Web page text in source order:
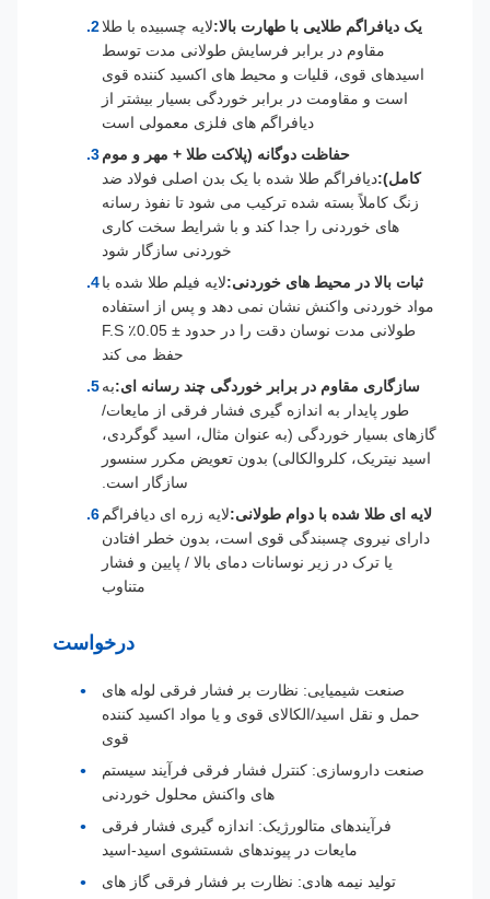
یک دیافراگم طلایی با طهارت بالا:لایه چسبیده با طلا
مقاوم در برابر فرسایش طولانی مدت توسط
اسیدهای قوی، قلیات و محیط های اکسید کننده قوی
است و مقاومت در برابر خوردگی بسیار بیشتر از
دیافراگم های فلزی معمولی است
حفاظت دوگانه (پلاکت طلا + مهر و موم
کامل):دیافراگم طلا شده با یک بدن اصلی فولاد ضد
زنگ کاملاً بسته شده ترکیب می شود تا نفوذ رسانه
های خوردنی را جدا کند و با شرایط سخت کاری
خوردنی سازگار شود
ثبات بالا در محیط های خوردنی:لایه فیلم طلا شده با
مواد خوردنی واکنش نشان نمی دهد و پس از استفاده
طولانی مدت نوسان دقت را در حدود ± 0.05٪ F.S
حفظ می کند
سازگاری مقاوم در برابر خوردگی چند رسانه ای:به
طور پایدار به اندازه گیری فشار فرقی از مایعات/
گازهای بسیار خوردگی (به عنوان مثال، اسید گوگردی،
اسید نیتریک، کلروالکالی) بدون تعویض مکرر سنسور
سازگار است.
لایه ای طلا شده با دوام طولانی:لایه زره ای دیافراگم
دارای نیروی چسبندگی قوی است، بدون خطر افتادن
یا ترک در زیر نوسانات دمای بالا / پایین و فشار
متناوب
درخواست
صنعت شیمیایی: نظارت بر فشار فرقی لوله های
حمل و نقل اسید/الکالای قوی و یا مواد اکسید کننده
صنعت داروسازی: کنترل فشار فرقی فرآیند سیستم
های واکنش محلول خوردنی
فرآیندهای متالورژیک: اندازه گیری فشار فرقی
مایعات در پیوندهای شستشوی اسید-اسید
تولید نیمه هادی: نظارت بر فشار فرقی گاز های